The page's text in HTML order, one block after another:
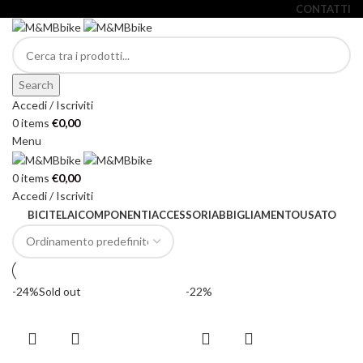
CONTATTI
Search
Accedi / Iscriviti
0items €0,00
Menu
0items €0,00
Accedi / Iscriviti
BICITELAICOMPONENTIACCESSORIABBIGLIAMENTOUSATO
-24%Sold out -22%